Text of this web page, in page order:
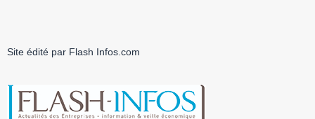
Site édité par Flash Infos.com